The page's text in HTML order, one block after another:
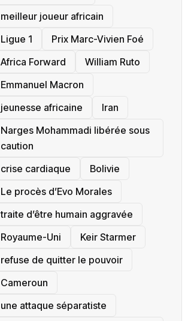
meilleur joueur africain
Ligue 1
Prix Marc-Vivien Foé
‎Africa Forward
William Ruto
Emmanuel Macron
jeunesse africaine
‎Iran
Narges Mohammadi libérée sous
caution
crise cardiaque
‎Bolivie
Le procès d’Evo Morales
traite d’être humain aggravée
‎Royaume-Uni
Keir Starmer
refuse de quitter le pouvoir
‎Cameroun
une attaque séparatiste